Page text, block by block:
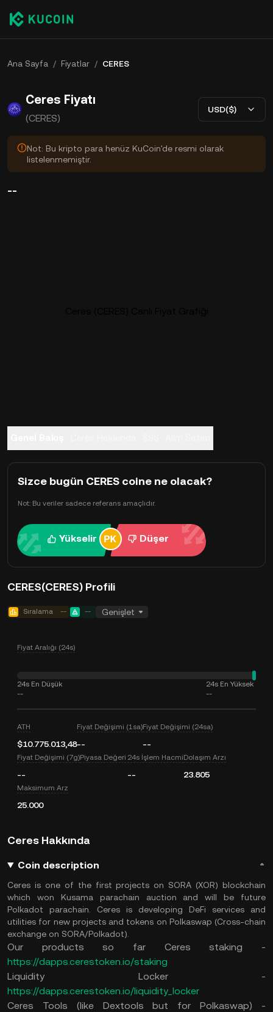
Ana Sayfa / Fiyatlar / CERES
Ceres Fiyatı
(CERES)
USD($)
Not: Bu kripto para henüz KuCoin'de resmi olarak
listelenmemiştir.
--
Sizce bugün CERES coine ne olacak?
Not: Bu veriler sadece referans amaçlıdır.
Yükselir Düşer
CERES(CERES) Profili
Sıralama -- -- Genişlet
Fiyat Aralığı (24s)
24s En Düşük
--
24s En Yüksek
--
ATH
$10.775.013,48
Fiyat Değişimi (1sa)
--
Fiyat Değişimi (24sa)
--
Fiyat Değişimi (7g)
--
Piyasa Değeri 24s İşlem Hacmi
--
Dolaşım Arzı
23.805
Maksimum Arz
25.000
Ceres Hakkında
Coin description
Ceres is one of the first projects on SORA (XOR) blockchain
which won Kusama parachain auction and will be future
Polkadot parachain. Ceres is developing DeFi services and
utilities for new projects and tokens on Polkaswap (Cross-chain
exchange on SORA/Polkadot).
Our products so far Ceres staking -
https://dapps.cerestoken.io/staking
Liquidity Locker -
https://dapps.cerestoken.io/liquidity_locker
Ceres Tools (like Dextools but for Polkaswap) -